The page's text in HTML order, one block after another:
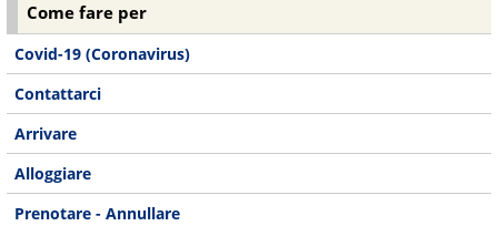
Come fare per
Covid-19 (Coronavirus)
Contattarci
Arrivare
Alloggiare
Prenotare - Annullare